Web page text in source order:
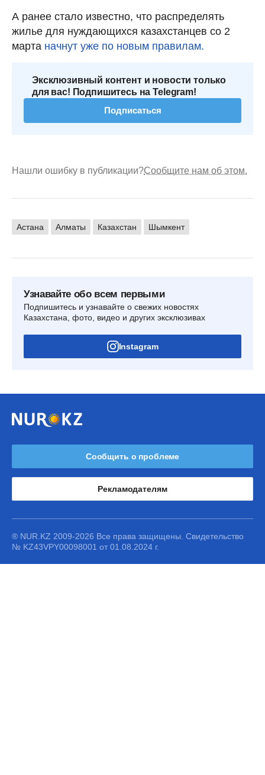
А ранее стало известно, что распределять
жилье для нуждающихся казахстанцев со 2
марта начнут уже по новым правилам.
Эксклюзивный контент и новости только
для вас! Подпишитесь на Telegram!
Подписаться
Нашли ошибку в публикации?Сообщите нам об этом.
Астана Алматы Казахстан Шымкент
Узнавайте обо всем первыми
Подпишитесь и узнавайте о свежих новостях
Казахстана, фото, видео и других эксклюзивах
Instagram
Сообщить о проблеме
Рекламодателям
® NUR.KZ 2009-2026 Все права защищены. Свидетельство
№ KZ43VPY00098001 от 01.08.2024 г.